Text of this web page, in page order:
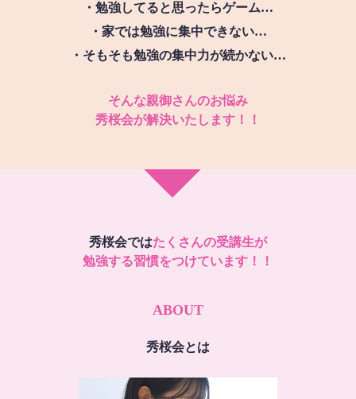
・勉強してると思ったらゲーム…
・家では勉強に集中できない…
・そもそも勉強の集中力が続かない…
そんな親御さんのお悩み
秀桜会が解決いたします！！
秀桜会ではたくさんの受講生が
勉強する習慣をつけています！！
ABOUT
秀桜会とは